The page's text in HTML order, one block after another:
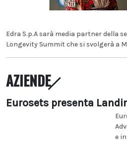
Edra S.p.A sarà media partner della
Longevity Summit che si svolgerà a
AZIENDE
Eurosets presenta
e